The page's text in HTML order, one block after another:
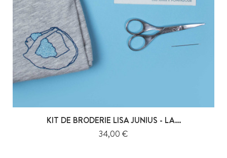
KIT DE BRODERIE LISA JUNIUS - LA...
Prix
34,00 €